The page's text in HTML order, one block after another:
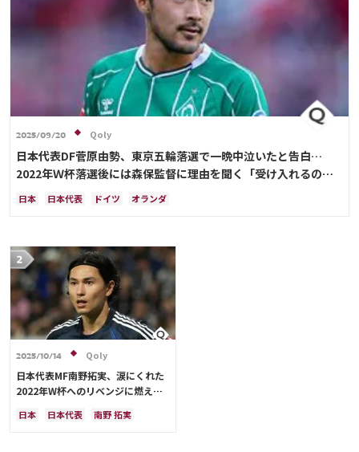
2025/09/20 Qoly
日本代表DF菅原由勢、東京五輪落選で一晩中泣いたと告白…
2022年Ｗ杯落選後には森保監督に理由を聞く「受け入れるのは
難しかった」
日本 日本代表 ドイツ オランダ
2025/10/14 Qoly
日本代表MF南野拓実、涙にくれた
2022年W杯へのリベンジに燃える
ー人生をかけた戦い」
日本 日本代表
南野 拓実